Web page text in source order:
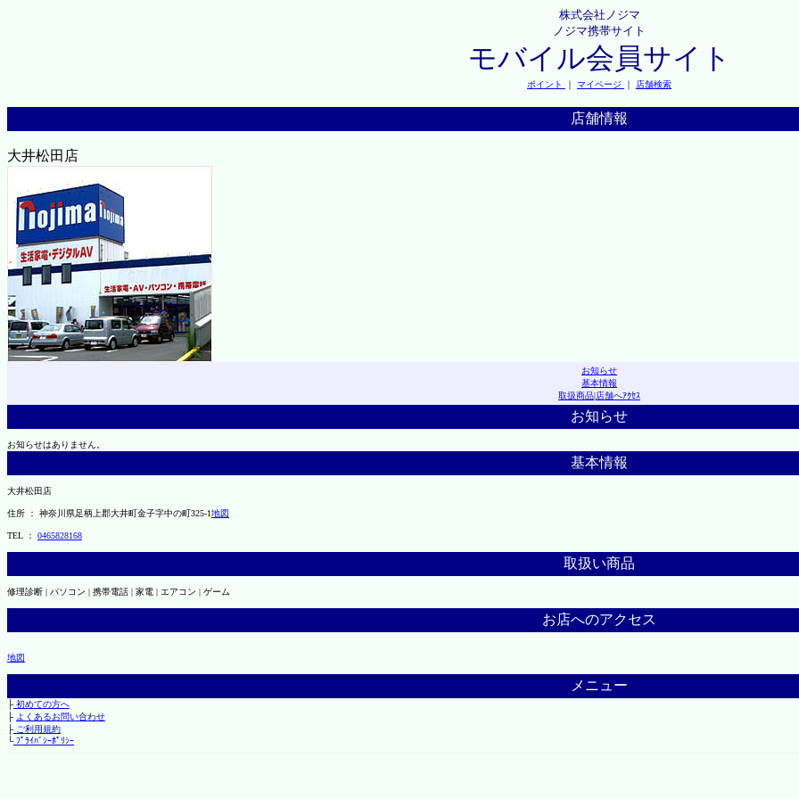
株式会社ノジマ
ノジマ携帯サイト
モバイル会員サイト
ポイント ｜ マイページ ｜ 店舗検索
店舗情報
大井松田店
お知らせ
基本情報
取扱商品|店舗へｱｸｾｽ
お知らせ
お知らせはありません。
基本情報
大井松田店
住所 ： 神奈川県足柄上郡大井町金子字中の町325-1地図
TEL ： 0465828168
取扱い商品
修理診断 | パソコン | 携帯電話 | 家電 | エアコン | ゲーム
お店へのアクセス
地図
メニュー
├初めての方へ
├ よくあるお問い合わせ
├ご利用規約
└ﾌﾟﾗｲﾊﾞｼｰﾎﾟﾘｼｰ